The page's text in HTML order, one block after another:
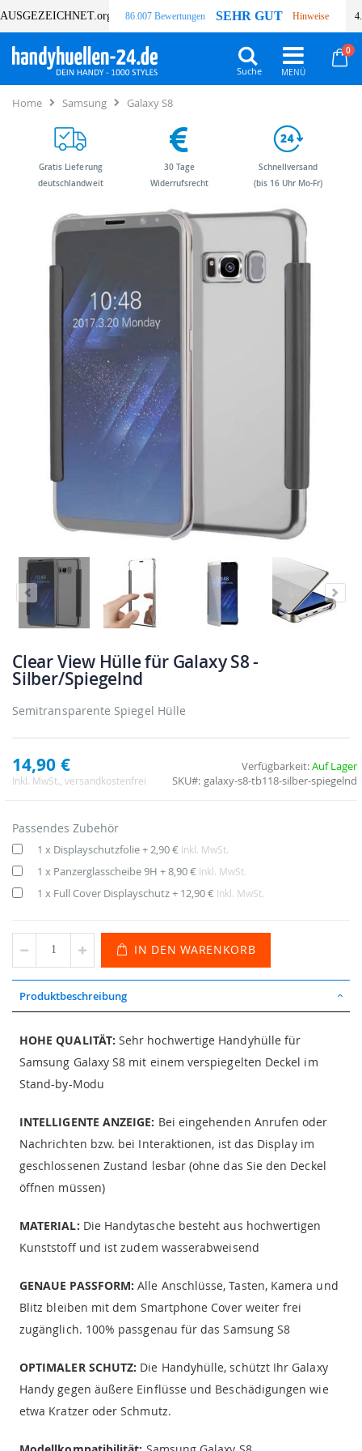
AUSGEZEICHNET.org 86.007 Bewertungen SEHR GUT Hinweise
0
Suche
Home Samsung Galaxy S8
springen
springen
Clear View Hülle für Galaxy S8 -
Silber/Spiegelnd
Semitransparente Spiegel Hülle
14,90 €
Inkl. MwSt. , versandkostenfrei
Verfügbarkeit:Auf Lager
SKU
galaxy-s8-tb118-silber-spiegelnd
Passendes Zubehör
1 x Displayschutzfolie+ 2,90 € Inkl. MwSt.
1 x Panzerglasscheibe 9H +8,90 € Inkl. MwSt.
1 x Full Cover Displayschutz+ 12,90 € Inkl. MwSt.
IN DEN WARENKORB
Produktbeschreibung
HOHE QUALITÄT: Sehr hochwertige Handyhülle für
Samsung Galaxy S8 mit einem verspiegelten Deckel im
Stand-by-Modu
INTELLIGENTE ANZEIGE: Bei eingehenden Anrufen oder
Nachrichten bzw. bei Interaktionen, ist das Display im
geschlossenen Zustand lesbar (ohne das Sie den Deckel
öffnen müssen)
MATERIAL: Die Handytasche besteht aus hochwertigen
Kunststoff und ist zudem wasserabweisend
GENAUE PASSFORM: Alle Anschlüsse, Tasten, Kamera und
Blitz bleiben mit dem Smartphone Cover weiter frei
zugänglich. 100% passgenau für das Samsung S8
OPTIMALER SCHUTZ: Die Handyhülle, schützt Ihr Galaxy
Handy gegen äußere Einflüsse und Beschädigungen wie
etwa Kratzer oder Schmutz.
Gratis Lieferung
deutschlandweit
30 Tage
Widerrufsrecht
Schnellversand
(bis 16 Uhr Mo-Fr)